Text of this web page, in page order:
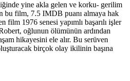
yine akla gelen ve korku- gerilim
bu film, 7.5 IMDB puanı almaya hak
film 1976 senesi yapımlı başarılı işler
oğlunun ölümünün ardından
hikayesini ele alır. Bu serüven
birçok olay ikilinin başına